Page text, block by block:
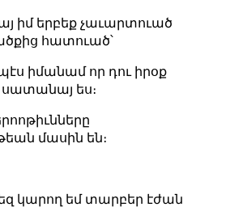
իմ երբեք չաւարտուած
հատուած՝
իմանամ որ դու իրօք
ես։
մասին են։
կարող եմ տարբեր էժան